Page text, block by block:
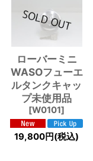
ローバーミニ
WASOフューエ
ルタンクキャッ
プ未使用品
[W0101]
19,800円(税込)